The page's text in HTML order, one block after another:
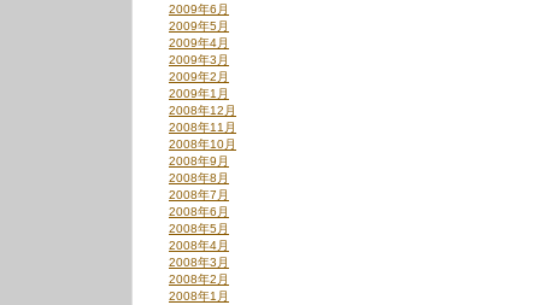
2009年6月
2009年5月
2009年4月
2009年3月
2009年2月
2009年1月
2008年12月
2008年11月
2008年10月
2008年9月
2008年8月
2008年7月
2008年6月
2008年5月
2008年4月
2008年3月
2008年2月
2008年1月